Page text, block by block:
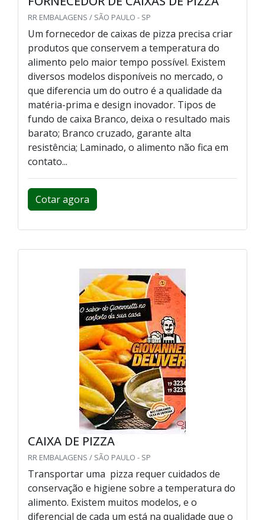
RR EMBALAGENS / SÃO PAULO - SP
Um fornecedor de caixas de pizza precisa criar
produtos que conservem a temperatura do
alimento pelo maior tempo possível. Existem
diversos modelos disponíveis no mercado, o
que diferencia um do outro é a qualidade da
matéria-prima e design inovador. Tipos de
fundo de caixa Branco, deixa o resultado mais
barato; Branco cruzado, garante alta
resistência; Laminado, o alimento não fica em
contato...
Cotar agora
CAIXA DE PIZZA
RR EMBALAGENS / SÃO PAULO - SP
Transportar uma pizza requer cuidados de
conservação e higiene sobre a temperatura do
alimento. Existem muitos modelos, e o
diferencial de cada um está na qualidade que o